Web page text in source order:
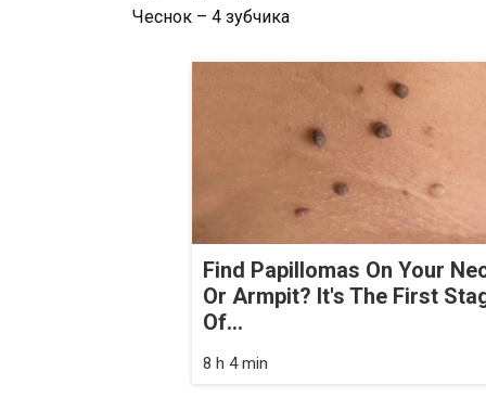
Чеснок – 4 зубчика
Find Papillomas On Your
Or Armpit? It's The First
Of...
8 h 4 min